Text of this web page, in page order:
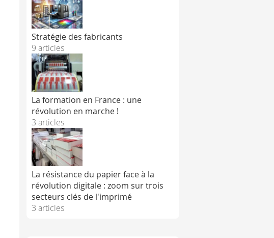
Stratégie des fabricants
9 articles
La formation en France : une
révolution en marche !
3 articles
La résistance du papier face à la
révolution digitale : zoom sur trois
secteurs clés de l'imprimé
3 articles